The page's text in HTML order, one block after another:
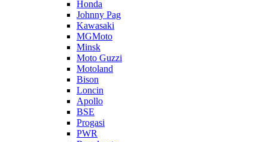
Honda
Johnny Pag
Kawasaki
MGMoto
Minsk
Moto Guzzi
Motoland
Bison
Loncin
Apollo
BSE
Progasi
PWR